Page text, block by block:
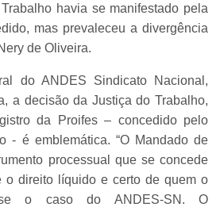
havia se manifestado pela
mas prevaleceu a divergência
de Oliveira.
do ANDES Sindicato Nacional,
a decisão da Justiça do Trabalho,
da Proifes – concedido pelo
- é emblemática. “O Mandado de
processual que se concede
o direito líquido e certo de quem o
o caso do ANDES-SN. O